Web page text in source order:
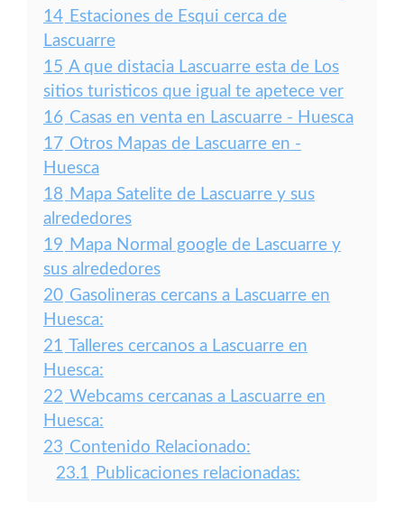
14 Estaciones de Esqui cerca de
Lascuarre
15 A que distacia Lascuarre esta de Los
sitios turisticos que igual te apetece ver
16 Casas en venta en Lascuarre - Huesca
17 Otros Mapas de Lascuarre en -
Huesca
18 Mapa Satelite de Lascuarre y sus
alrededores
19 Mapa Normal google de Lascuarre y
sus alrededores
20 Gasolineras cercans a Lascuarre en
Huesca:
21 Talleres cercanos a Lascuarre en
Huesca:
22 Webcams cercanas a Lascuarre en
Huesca:
23 Contenido Relacionado:
23.1 Publicaciones relacionadas: